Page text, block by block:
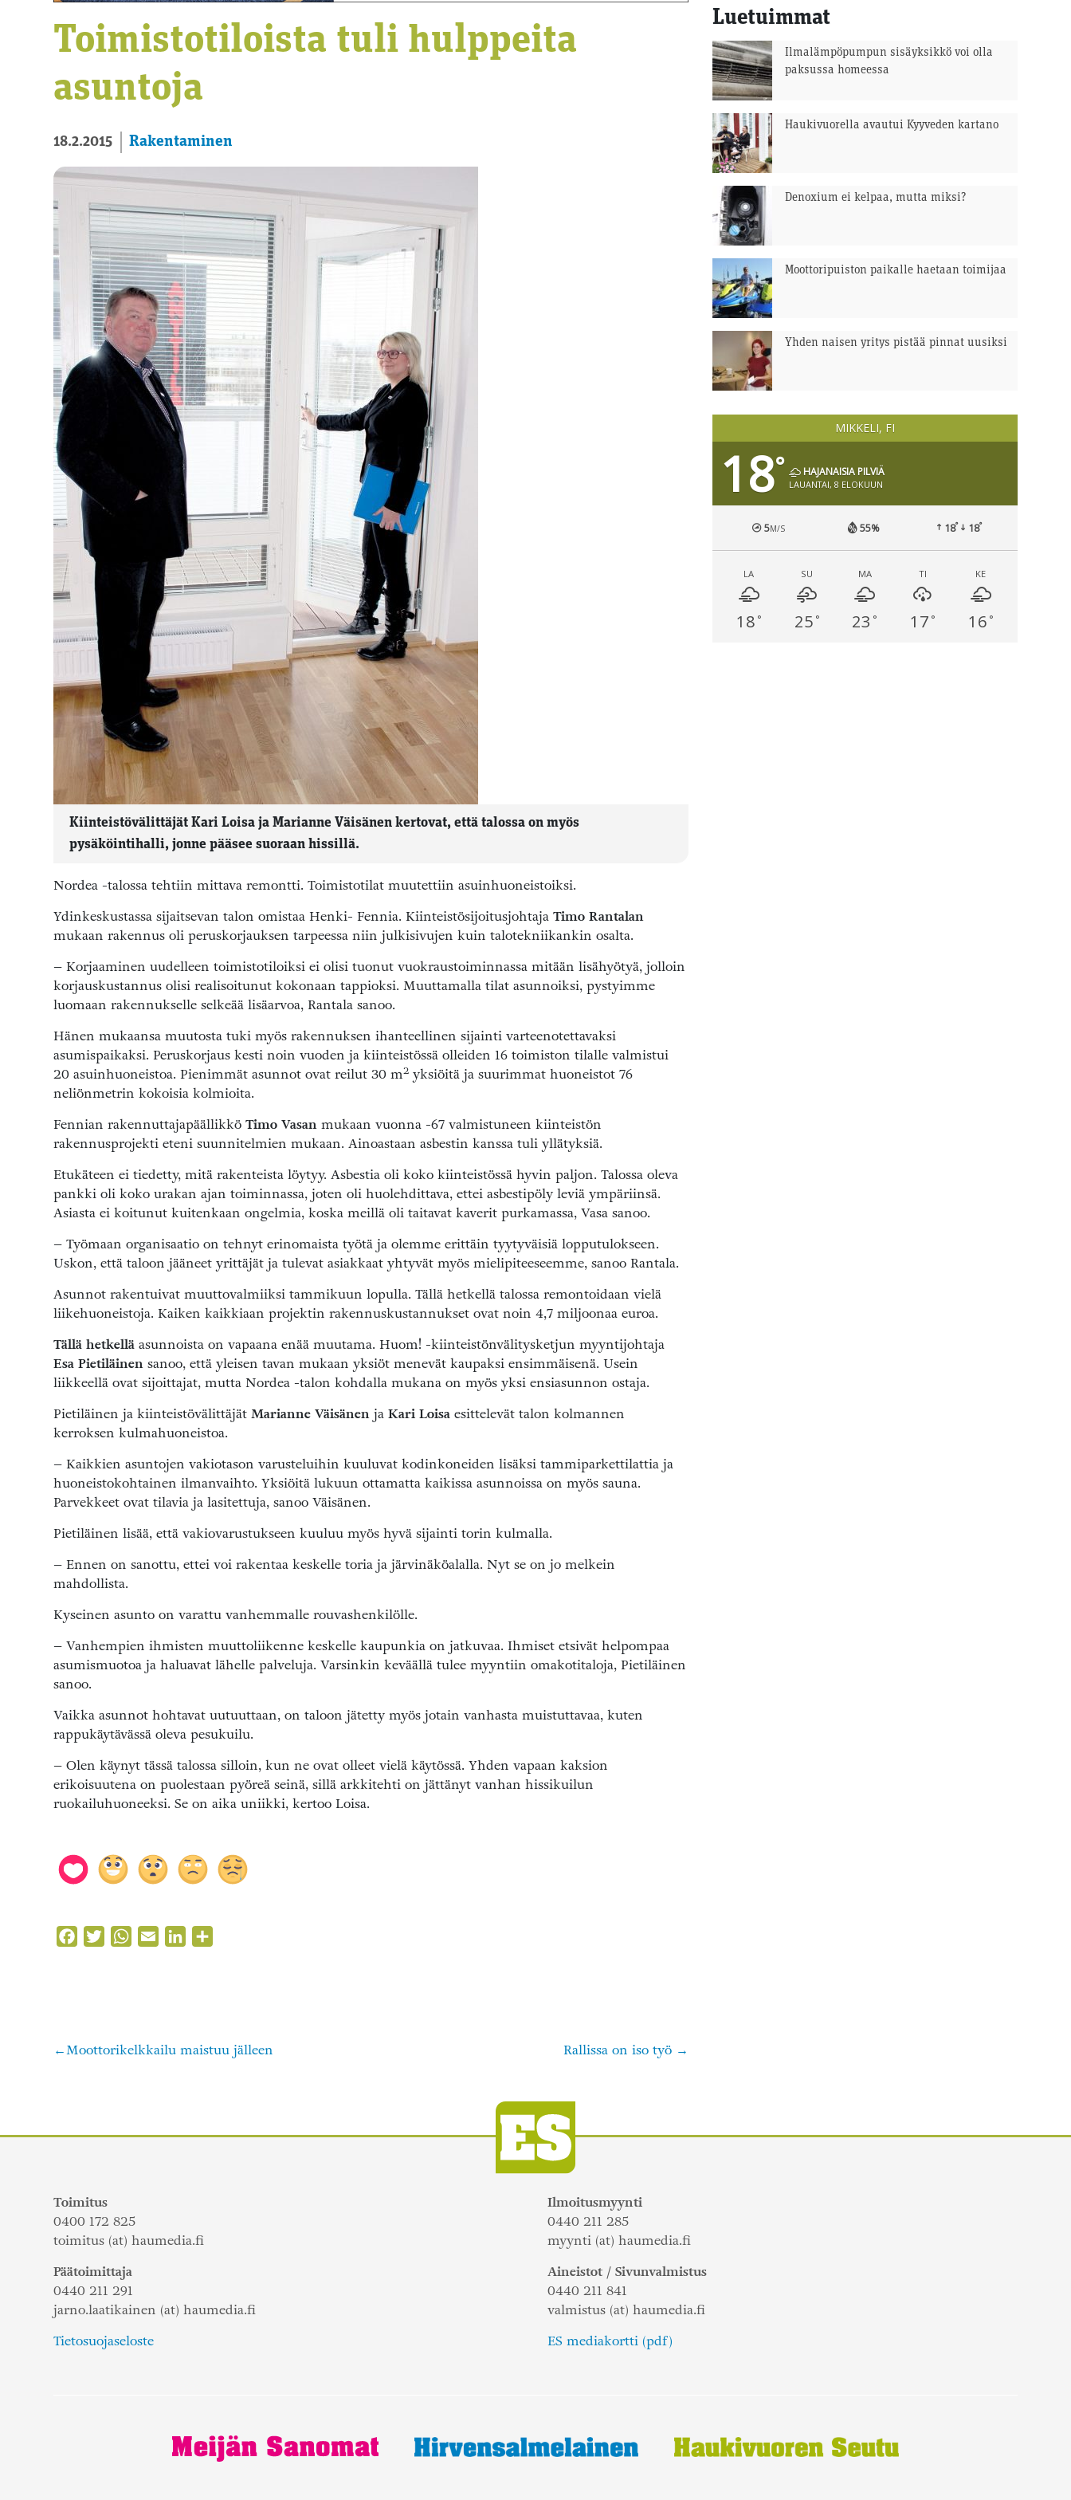
Toimistotiloista tuli hulppeita
asuntoja
18.2.2015 Rakentaminen
Kiinteistövälittäjät Kari Loisa ja Marianne Väisänen kertovat, että talossa on myös
pysäköintihalli, jonne pääsee suoraan hissillä.
Nordea -talossa tehtiin mittava remontti. Toimistotilat muutettiin asuinhuoneistoiksi.
Ydinkeskustassa sijaitsevan talon omistaa Henki- Fennia. Kiinteistösijoitusjohtaja Timo Rantalan
mukaan rakennus oli peruskorjauksen tarpeessa niin julkisivujen kuin talotekniikankin osalta.
– Korjaaminen uudelleen toimistotiloiksi ei olisi tuonut vuokraustoiminnassa mitään lisähyötyä, jolloin
korjauskustannus olisi realisoitunut kokonaan tappioksi. Muuttamalla tilat asunnoiksi, pystyimme
luomaan rakennukselle selkeää lisäarvoa, Rantala sanoo.
Hänen mukaansa muutosta tuki myös rakennuksen ihanteellinen sijainti varteenotettavaksi
asumispaikaksi. Peruskorjaus kesti noin vuoden ja kiinteistössä olleiden 16 toimiston tilalle valmistui
20 asuinhuoneistoa. Pienimmät asunnot ovat reilut 30 m2 yksiöitä ja suurimmat huoneistot 76
neliönmetrin kokoisia kolmioita.
Fennian rakennuttajapäällikkö Timo Vasan mukaan vuonna -67 valmistuneen kiinteistön
rakennusprojekti eteni suunnitelmien mukaan. Ainoastaan asbestin kanssa tuli yllätyksiä.
Etukäteen ei tiedetty, mitä rakenteista löytyy. Asbestia oli koko kiinteistössä hyvin paljon. Talossa oleva
pankki oli koko urakan ajan toiminnassa, joten oli huolehdittava, ettei asbestipöly leviä ympäriinsä.
Asiasta ei koitunut kuitenkaan ongelmia, koska meillä oli taitavat kaverit purkamassa, Vasa sanoo.
– Työmaan organisaatio on tehnyt erinomaista työtä ja olemme erittäin tyytyväisiä lopputulokseen.
Uskon, että taloon jääneet yrittäjät ja tulevat asiakkaat yhtyvät myös mielipiteeseemme, sanoo Rantala.
Asunnot rakentuivat muuttovalmiiksi tammikuun lopulla. Tällä hetkellä talossa remontoidaan vielä
liikehuoneistoja. Kaiken kaikkiaan projektin rakennuskustannukset ovat noin 4,7 miljoonaa euroa.
Tällä hetkellä asunnoista on vapaana enää muutama. Huom! -kiinteistönvälitysketjun myyntijohtaja
Esa Pietiläinen sanoo, että yleisen tavan mukaan yksiöt menevät kaupaksi ensimmäisenä. Usein
liikkeellä ovat sijoittajat, mutta Nordea -talon kohdalla mukana on myös yksi ensiasunnon ostaja.
Pietiläinen ja kiinteistövälittäjät Marianne Väisänen ja Kari Loisa esittelevät talon kolmannen
kerroksen kulmahuoneistoa.
– Kaikkien asuntojen vakiotason varusteluihin kuuluvat kodinkoneiden lisäksi tammiparkettilattia ja
huoneistokohtainen ilmanvaihto. Yksiöitä lukuun ottamatta kaikissa asunnoissa on myös sauna.
Parvekkeet ovat tilavia ja lasitettuja, sanoo Väisänen.
Pietiläinen lisää, että vakiovarustukseen kuuluu myös hyvä sijainti torin kulmalla.
– Ennen on sanottu, ettei voi rakentaa keskelle toria ja järvinäköalalla. Nyt se on jo melkein
mahdollista.
Kyseinen asunto on varattu vanhemmalle rouvashenkilölle.
– Vanhempien ihmisten muuttoliikenne keskelle kaupunkia on jatkuvaa. Ihmiset etsivät helpompaa
asumismuotoa ja haluavat lähelle palveluja. Varsinkin keväällä tulee myyntiin omakotitaloja, Pietiläinen
sanoo.
Vaikka asunnot hohtavat uutuuttaan, on taloon jätetty myös jotain vanhasta muistuttavaa, kuten
rappukäytävässä oleva pesukuilu.
– Olen käynyt tässä talossa silloin, kun ne ovat olleet vielä käytössä. Yhden vapaan kaksion
erikoisuutena on puolestaan pyöreä seinä, sillä arkkitehti on jättänyt vanhan hissikuilun
ruokailuhuoneeksi. Se on aika uniikki, kertoo Loisa.
FacebookTwitterWhatsApp
Email LinkedIn
Artikkelien
Moottorikelkkailu maistuu jälleen Rallissa on iso työ
Luetuimmat
Ilmalämpöpumpun sisäyksikkö voi olla
paksussa homeessa
Haukivuorella avautui Kyyveden kartano
Denoxium ei kelpaa, mutta miksi?
Moottoripuiston paikalle haetaan toimijaa
Yhden naisen yritys pistää pinnat uusiksi
MIKKELI, FI
18° HAJANAISIA PILVIÄ
LAUANTAI, 8 ELOKUUN
5M/S 55% 18° 18°
LA
18 °
SU
25 °
MA
23 °
TI
17 °
KE
16 °
Toimitus
0400 172 825
toimitus (at) haumedia.fi
Päätoimittaja
0440 211 291
jarno.laatikainen (at) haumedia.fi
Tietosuojaseloste
Ilmoitusmyynti
0440 211 285
myynti (at) haumedia.fi
Aineistot / Sivunvalmistus
0440 211 841
valmistus (at) haumedia.fi
ES mediakortti (pdf)